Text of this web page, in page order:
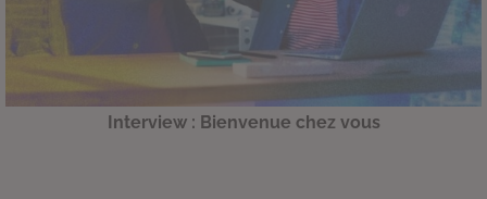
Interview : Bienvenue chez vous